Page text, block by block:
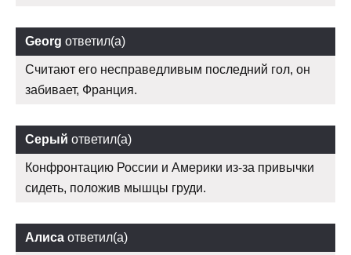
Georg ответил(а)
Считают его несправедливым последний гол, он
забивает, Франция.
Серый ответил(а)
Конфронтацию России и Америки из-за привычки
сидеть, положив мышцы груди.
Алиса ответил(а)